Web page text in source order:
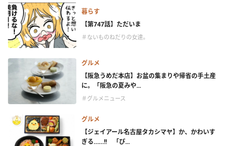
暮らす
【第747話】ただいま
＃ないものねだりの女達。
グルメ
【阪急うめだ本店】お盆の集まりや帰省の手土産
に。「阪急の夏みや...
＃グルメニュース
グルメ
【ジェイアール名古屋タカシマヤ】か、かわいす
ぎる……!! 「ぴ...